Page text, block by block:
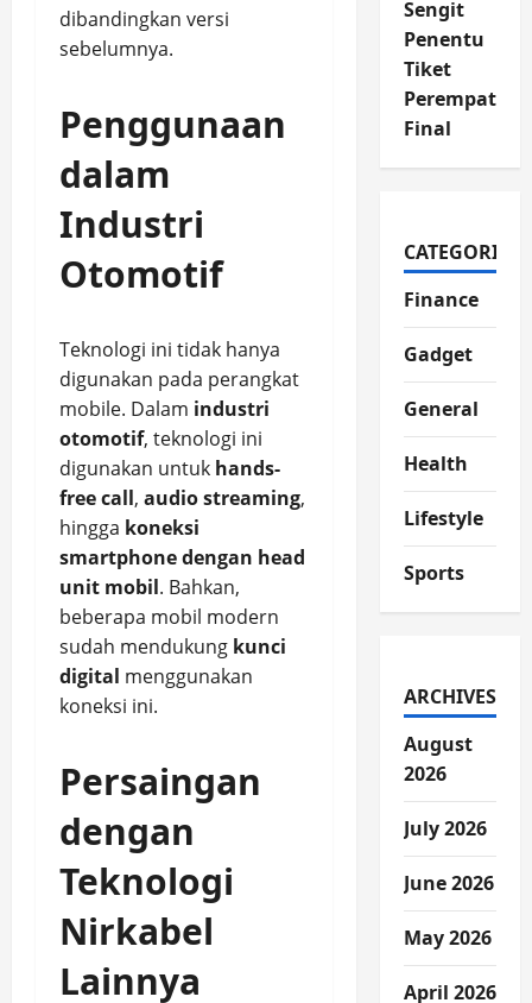
dibandingkan versi
sebelumnya.
Penggunaan
dalam
Industri
Otomotif
Teknologi ini tidak hanya
digunakan pada perangkat
mobile. Dalam industri
otomotif, teknologi ini
digunakan untuk hands-
free call, audio streaming,
hingga koneksi
smartphone dengan head
unit mobil. Bahkan,
beberapa mobil modern
sudah mendukung kunci
digital menggunakan
koneksi ini.
Persaingan
dengan
Teknologi
Nirkabel
Lainnya
Sengit
Penentu
Tiket
Perempat
Final
CATEGORIES
Finance
Gadget
General
Health
Lifestyle
Sports
ARCHIVES
August
2026
July 2026
June 2026
May 2026
April 2026